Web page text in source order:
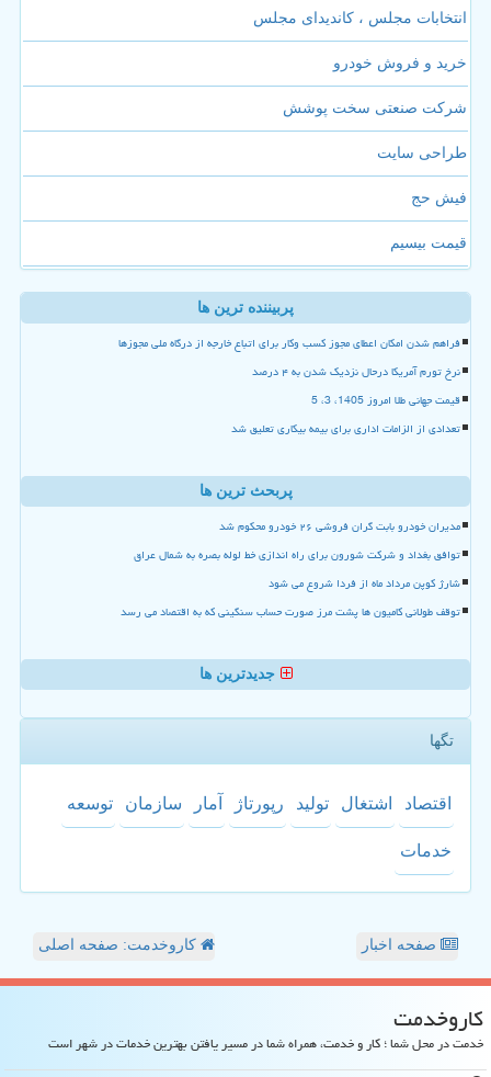
انتخابات مجلس ، کاندیدای مجلس
خرید و فروش خودرو
شرکت صنعتی سخت پوشش
طراحی سایت
فیش حج
قیمت بیسیم
پربیننده ترین ها
فراهم شدن امکان اعطای مجوز کسب وکار برای اتباع خارجه از درگاه ملی مجوزها
نرخ تورم آمریکا درحال نزدیک شدن به ۴ درصد
قیمت جهانی طلا امروز 1405، 3، 5
تعدادی از الزامات اداری برای بیمه بیکاری تعلیق شد
پربحث ترین ها
مدیران خودرو بابت گران فروشی ۲۶ خودرو محکوم شد
توافق بغداد و شرکت شورون برای راه اندازی خط لوله بصره به شمال عراق
شارژ کوپن مرداد ماه از فردا شروع می شود
توقف طولانی کامیون ها پشت مرز صورت حساب سنگینی که به اقتصاد می رسد
جدیدترین ها
تگها
اقتصاد اشتغال تولید رپورتاژ آمار سازمان توسعه
خدمات
صفحه اخبار کاروخدمت: صفحه اصلی
كاروخدمت
خدمت در محل شما ؛ کار و خدمت، همراه شما در مسیر یافتن بهترین خدمات در شهر است